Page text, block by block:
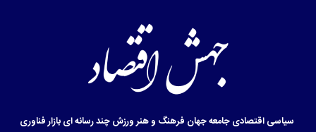
سیاسیاقتصادیجامعهجهان فرهنگ و هنرورزشچند رسانه ایبازارفناوری